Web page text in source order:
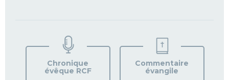
VOTRE
PAROISSE
Chronique
évêque RCF
Commentaire
évangile